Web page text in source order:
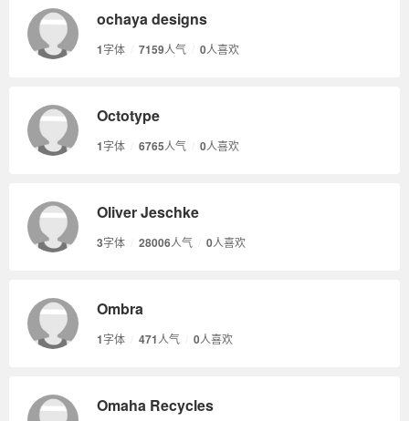
ochaya designs
1字体 7159人气 0人喜欢
Octotype
1字体 6765人气 0人喜欢
Oliver Jeschke
3字体 28006人气 0人喜欢
Ombra
1字体 471人气 0人喜欢
Omaha Recycles